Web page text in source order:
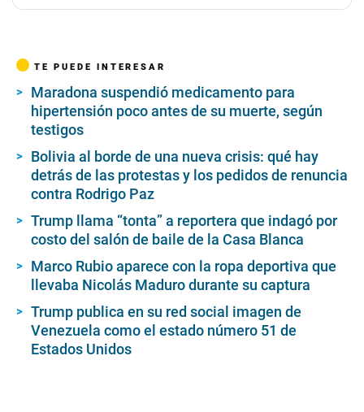
TE PUEDE INTERESAR
Maradona suspendió medicamento para
hipertensión poco antes de su muerte, según
testigos
Bolivia al borde de una nueva crisis: qué hay
detrás de las protestas y los pedidos de renuncia
contra Rodrigo Paz
Trump llama “tonta” a reportera que indagó por
costo del salón de baile de la Casa Blanca
Marco Rubio aparece con la ropa deportiva que
llevaba Nicolás Maduro durante su captura
Trump publica en su red social imagen de
Venezuela como el estado número 51 de
Estados Unidos